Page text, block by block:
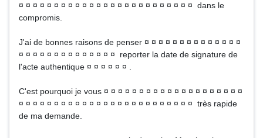
¤ ¤ ¤ ¤ ¤ ¤ ¤ ¤ ¤ ¤ ¤ ¤ ¤ ¤ ¤ ¤ ¤ ¤ ¤ ¤ ¤ ¤ ¤ ¤ ¤ dans le
compromis.
J'ai de bonnes raisons de penser ¤ ¤ ¤ ¤ ¤ ¤ ¤ ¤ ¤ ¤ ¤ ¤ ¤ ¤
¤ ¤ ¤ ¤ ¤ ¤ ¤ ¤ ¤ ¤ ¤ ¤ ¤ ¤ reporter la date de signature de
l'acte authentique ¤ ¤ ¤ ¤ ¤ ¤ .
C'est pourquoi je vous ¤ ¤ ¤ ¤ ¤ ¤ ¤ ¤ ¤ ¤ ¤ ¤ ¤ ¤ ¤ ¤ ¤ ¤ ¤ ¤
¤ ¤ ¤ ¤ ¤ ¤ ¤ ¤ ¤ ¤ ¤ ¤ ¤ ¤ ¤ ¤ ¤ ¤ ¤ ¤ ¤ ¤ ¤ ¤ ¤ très rapide
de ma demande.